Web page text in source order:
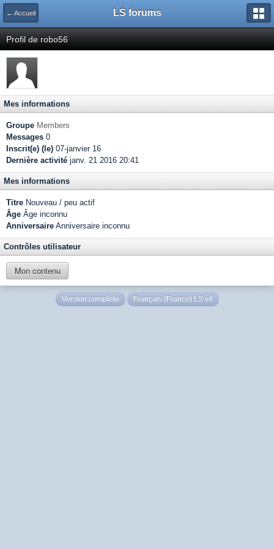
← Accueil LS forums
Profil de robo56
Mes informations
Groupe Members
Messages 0
Inscrit(e) (le) 07-janvier 16
Dernière activité janv. 21 2016 20:41
Mes informations
Titre Nouveau / peu actif
Âge Âge inconnu
Anniversaire Anniversaire inconnu
Contrôles utilisateur
Mon contenu
Version complète Français (France) LS v4